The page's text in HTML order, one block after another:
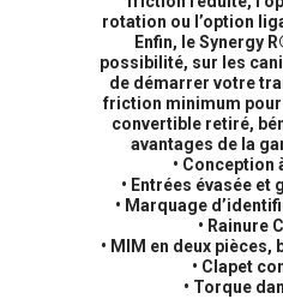
rotation ou l’option
Enfin, le Synergy
possibilité, sur les
de démarrer votre
friction minimum
convertible retiré,
avantages de la
• Conception
• Entrées évasée
• Marquage
• Rainure
• MIM en deux
• Clapet
• Torque